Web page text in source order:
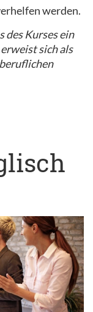
werden.
des Kurses ein
sich als